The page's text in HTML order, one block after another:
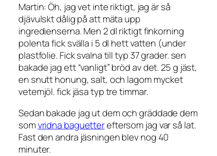
Martin: Öh, jag vet inte riktigt, jag är så
djävulskt dålig på att mäta upp
ingredienserna. Men 2 dl riktigt finkorning
polenta fick svälla i 5 dl hett vatten (under
plastfolie. Fick svalna till typ 37 grader. sen
bakade jag ett “vanligt” bröd av det. 25 g jäst,
en snutt honung, salt, och lagom mycket
vetemjöl. fick jäsa typ tre timmar.
Sedan bakade jag ut dem och gräddade dem
somvridna baguettereftersom jag var så lat.
Fast den andra jäsningen blev nog 40
minuter.